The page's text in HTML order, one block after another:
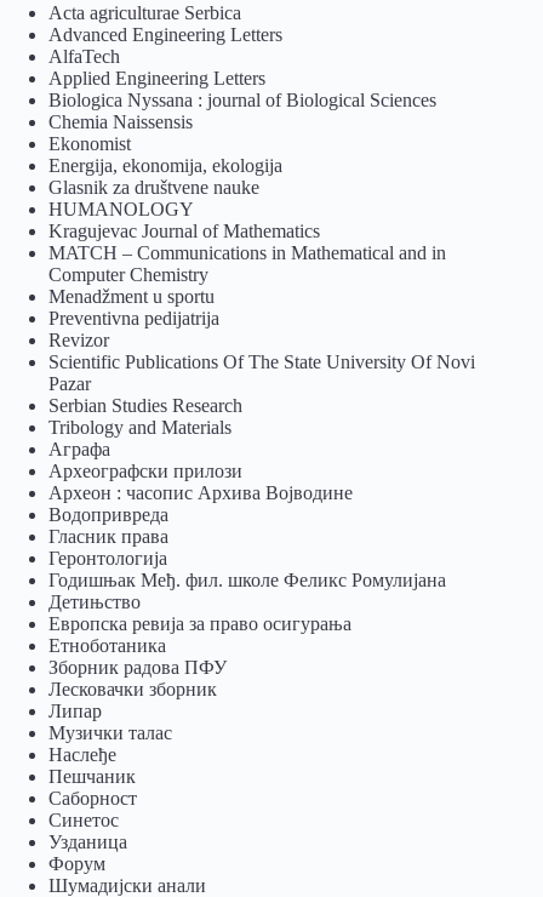
Acta agriculturae Serbica
Advanced Engineering Letters
AlfaTech
Applied Engineering Letters
Biologica Nyssana : journal of Biological Sciences
Chemia Naissensis
Ekonomist
Energija, ekonomija, ekologija
Glasnik za društvene nauke
HUMANOLOGY
Kragujevac Journal of Mathematics
MATCH – Communications in Mathematical and in
Computer Chemistry
Menadžment u sportu
Preventivna pedijatrija
Revizor
Scientific Publications Of The State University Of Novi
Pazar
Serbian Studies Research
Tribology and Materials
Аграфа
Археографски прилози
Археон : часопис Архива Војводине
Водопривреда
Гласник права
Геронтологија
Годишњак Међ. фил. школе Феликс Ромулијана
Детињство
Европска ревија за право осигурања
Eтноботаника
Зборник радова ПФУ
Лесковачки зборник
Липар
Музички талас
Наслеђе
Пешчаник
Саборност
Синетос
Узданица
Форум
Шумадијски анали